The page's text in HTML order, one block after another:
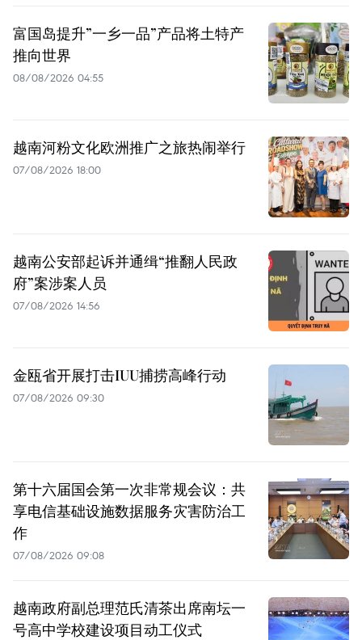
富国岛提升”一乡一品”产品将土特产
推向世界
08/08/2026 04:55
越南河粉文化欧洲推广之旅热闹举行
07/08/2026 18:00
越南公安部起诉并通缉“推翻人民政
府”案涉案人员
07/08/2026 14:56
金瓯省开展打击IUU捕捞高峰行动
07/08/2026 09:30
第十六届国会第一次非常规会议：共
享电信基础设施数据服务灾害防治工
作
07/08/2026 09:08
越南政府副总理范氏清茶出席南坛一
号高中学校建设项目动工仪式